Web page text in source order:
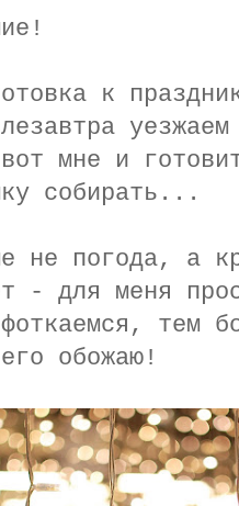
к
вот мне и
собирать...
не погода, а
- для меня
тем
обожаю!